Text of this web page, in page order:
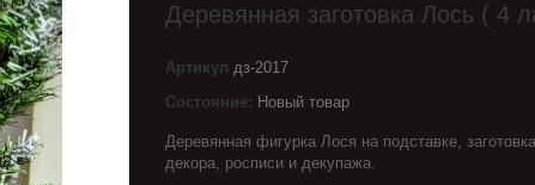
Деревянная заготовка Лось ( 4
Артикул дз-2017
Состояние: Новый товар
Деревянная фигурка Лося на подставке,
декора, росписи и декупажа.